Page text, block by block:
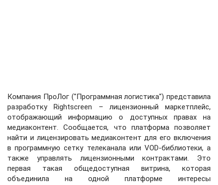
Компания ПроЛог ("Программная логистика") представила
разработку Rightscreen – лицензионный маркетплейс,
отображающий информацию о доступных правах на
медиаконтент. Сообщается, что платформа позволяет
найти и лицензировать медиаконтент для его включения
в программную сетку телеканала или VOD-библиотеки, а
также управлять лицензионными контрактами. Это
первая такая общедоступная витрина, которая
объединила на одной платформе интересы